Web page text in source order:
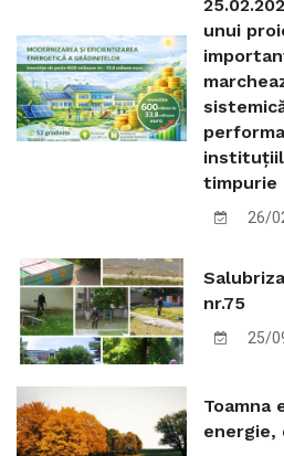
unui
timpurie
26/
nr.75
25/
Toamna
energie,